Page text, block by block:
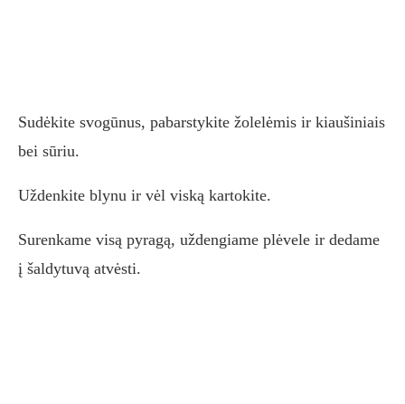
Sudėkite svogūnus, pabarstykite žolelėmis ir kiaušiniais
bei sūriu.
Uždenkite blynu ir vėl viską kartokite.
Surenkame visą pyragą, uždengiame plėvele ir dedame
į šaldytuvą atvėsti.